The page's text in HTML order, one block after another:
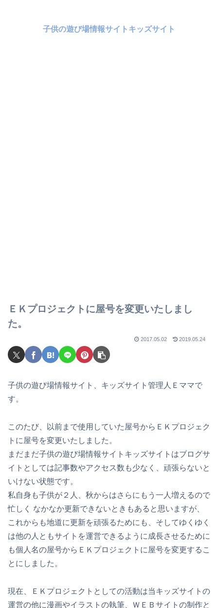
子供の遊び場情報サイトキッズサイト
ＥＫプロジェクトに屋号を変更いたしまし
た。
2017.05.02 2019.05.24
子供の遊び場情報サイト、キッズサイト管理人Ｅママで
す。
このたび、以前まで使用していた屋号から ＥＫプロジェク
ト に屋号を変更いたしました。
まだまだ子供の遊び場情報サイトキッズサイトはブログサ
イトとしては記事数やアクセス数も少なく、頑張らないと
いけない状態です。
私自身も子供が２人、秋からはさらにもう一人増えるので
忙しく なかなか更新できないときもあると思いますが、
これからも地道に更新を頑張るためにも、そしてゆくゆく
は他の人ともサイトを運営できるように成長させるために
も個人名の屋号からＥＫプロジェクトに屋号を変更するこ
とにしました。
現在、ＥＫプロジェクトとしての活動は当キッズサイトの
運営の他に漫画やイラストの執筆、ＷＥＢサイトの制作と